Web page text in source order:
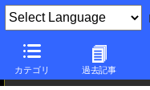
カテゴリ 過去記事
本日のできるネット